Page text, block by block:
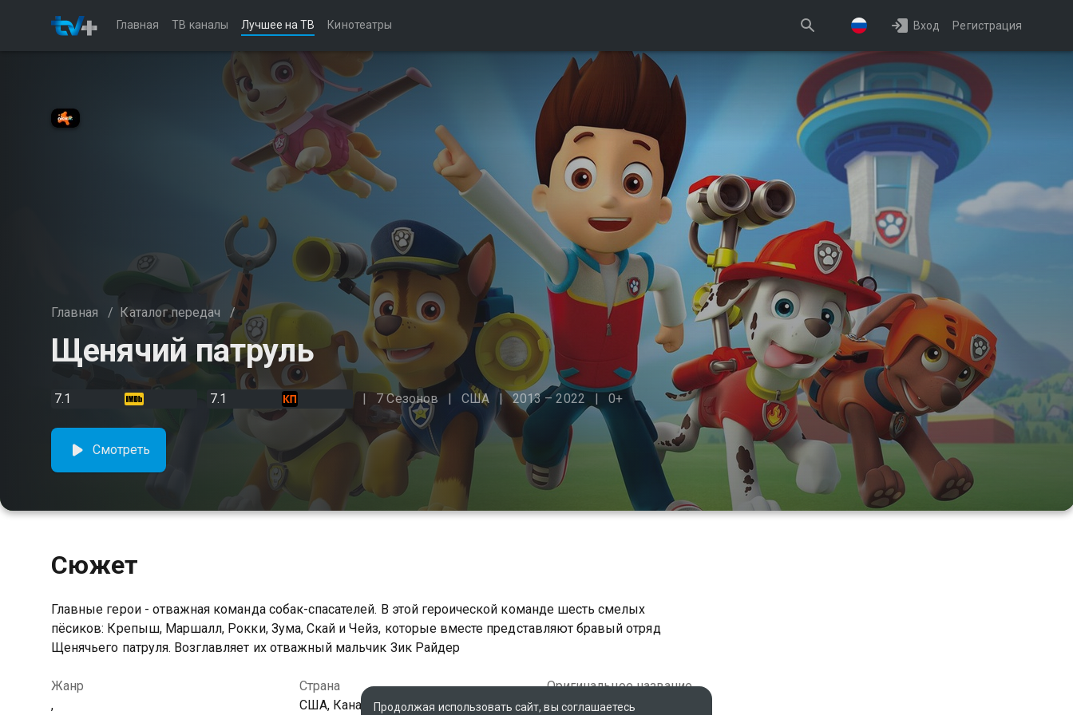
Главная ТВ каналы Лучшее на ТВ Кинотеатры Вход Регистрация
Главная / Каталог передач /
Щенячий патруль
7.1 7.1 7 Сезонов США 2013 – 2022 0+
Смотреть
Сюжет
Главные герои - отважная команда собак-спасателей. В этой героической команде шесть смелых
пёсиков: Крепыш, Маршалл, Рокки, Зума, Скай и Чейз, которые вместе представляют бравый отряд
Щенячьего патруля. Возглавляет их отважный мальчик Зик Райдер
Жанр
,
Страна
США, Канада
Оригинальное название
Paw Patrol
Продолжая использовать сайт, вы соглашаетесь